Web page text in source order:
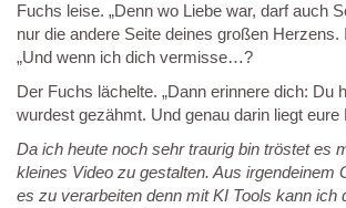
Fuchs leise. „Denn wo Liebe war, darf auch
nur die andere Seite deines großen Herzens.
„Und wenn ich dich vermisse…?
Der Fuchs lächelte. „Dann erinnere dich: Du
wurdest gezähmt. Und genau darin liegt eure
Da ich heute noch sehr traurig bin tröstet es
kleines Video zu gestalten. Aus irgendeinem
es zu verarbeiten denn mit KI Tools kann ich